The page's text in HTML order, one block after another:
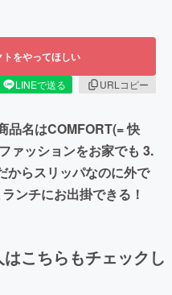
をやってほしい
LINEで送る
URLコピー
品名はCOMFORT(= 快
ァッションをお家でも 3.
からスリッパなのに外で
ンチにお出掛できる！
こちらもチェックし